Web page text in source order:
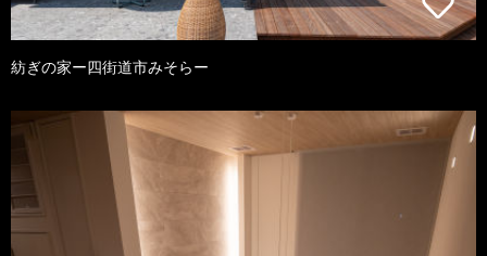
紡ぎの家ー四街道市みそらー